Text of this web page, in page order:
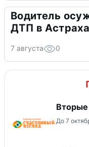
Водитель
ДТП в
7 августа 0
Вторые
До 7